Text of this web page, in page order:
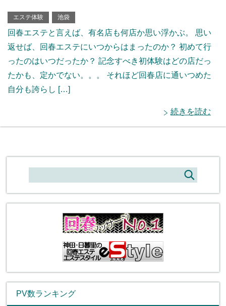
エステ体験 池袋
回春エステと言えば、有名店も何店か思い浮かぶ。 思い
返せば、回春エステにいつからはまったのか？ 初めて行
ったのはいつだったか？ 記念すべき初体験はどの店だっ
たかも、定かでない。。。 それほど回春店に通いつめた
自分も誇らし […]
続きを読む
PV数ランキング